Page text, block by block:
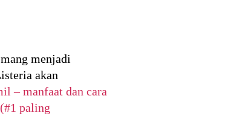
menjadi
akan
– manfaat dan cara
paling